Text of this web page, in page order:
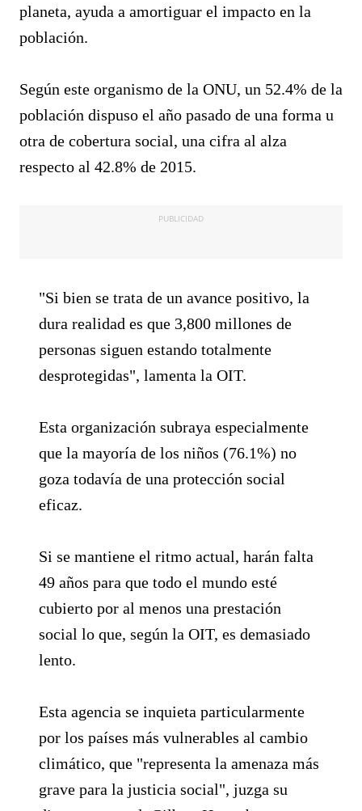
planeta, ayuda a amortiguar el impacto en la
población.
Según este organismo de la ONU, un 52.4% de la
población dispuso el año pasado de una forma u
otra de cobertura social, una cifra al alza
respecto al 42.8% de 2015.
PUBLICIDAD
"Si bien se trata de un avance positivo, la
dura realidad es que 3,800 millones de
personas siguen estando totalmente
desprotegidas", lamenta la OIT.
Esta organización subraya especialmente
que la mayoría de los niños (76.1%) no
goza todavía de una protección social
eficaz.
Si se mantiene el ritmo actual, harán falta
49 años para que todo el mundo esté
cubierto por al menos una prestación
social lo que, según la OIT, es demasiado
lento.
Esta agencia se inquieta particularmente
por los países más vulnerables al cambio
climático, que "representa la amenaza más
grave para la justicia social", juzga su